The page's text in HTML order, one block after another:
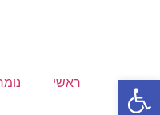
ראשי פתח סרגל נגישות